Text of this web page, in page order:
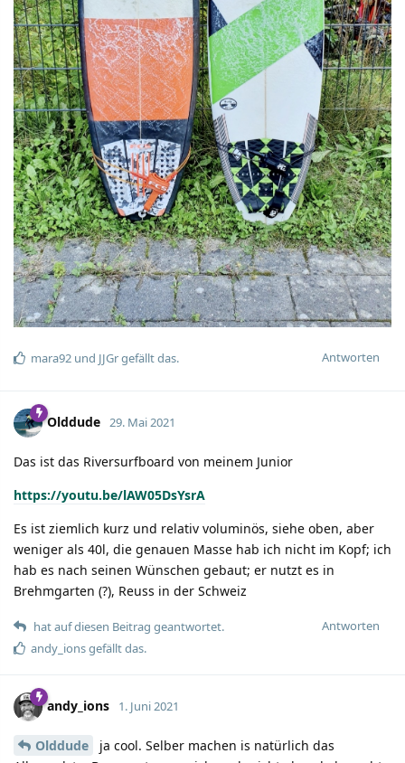
Antworten
mara92 und JJGrgefällt das.
Olddude 29. Mai 2021
Das ist das Riversurfboard von meinem Junior
https://youtu.be/lAW05DsYsrA
Es ist ziemlich kurz und relativ voluminös, siehe oben, aber
weniger als 40l, die genauen Masse hab ich nicht im Kopf; ich
hab es nach seinen Wünschen gebaut; er nutzt es in
Brehmgarten (?), Reuss in der Schweiz
Antworten
hat auf diesen Beitrag geantwortet.
andy_ionsgefällt das.
andy_ions 1. Juni 2021
Olddude
ja cool. Selber machen is natürlich das